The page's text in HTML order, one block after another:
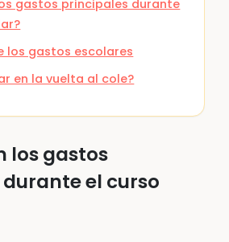
gastos principales durante
los gastos escolares
en la vuelta al cole?
los gastos
el curso